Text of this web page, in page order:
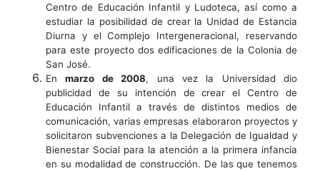
Centro de Educación Infantil y Ludoteca, así como a
estudiar la posibilidad de crear la Unidad de Estancia
Diurna y el Complejo Intergeneracional, reservando
para este proyecto dos edificaciones de la Colonia de
San José.
Enmarzo de 2008, una vez la Universidad dio
publicidad de su intención de crear el Centro de
Educación Infantil a través de distintos medios de
comunicación, varias empresas elaboraron proyectos y
solicitaron subvenciones a la Delegación de Igualdad y
Bienestar Social para la atención a la primera infancia
en su modalidad de construcción. De las que tenemos